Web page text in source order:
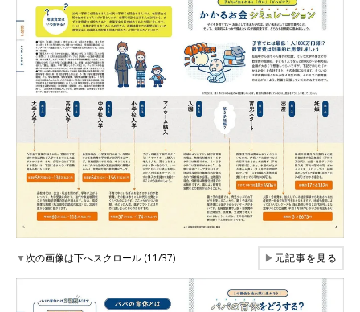
▼次の画像は下へスクロール (11/37) ▶元記事を見る